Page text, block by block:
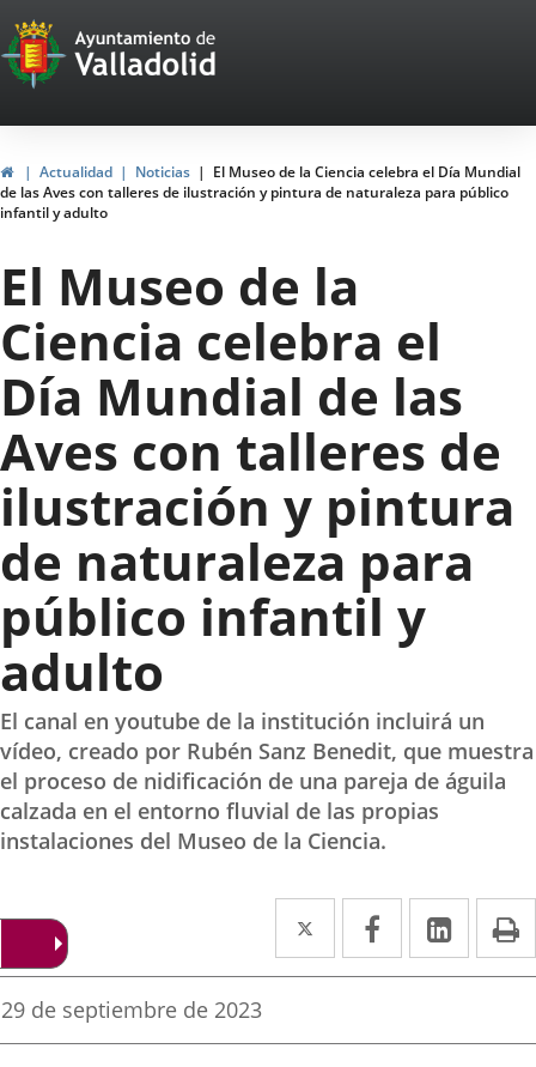
Portal
Web
del
Ayuntamiento
de
Valladolid
HomeActualidad Noticias
El Museo de la Ciencia celebra el Día Mundial
de las Aves con talleres de ilustración y pintura de naturaleza para público
infantil y adulto
El Museo de la
Ciencia celebra el
Día Mundial de las
Aves con talleres de
ilustración y pintura
de naturaleza para
público infantil y
adulto
El canal en youtube de la institución incluirá un
vídeo, creado por Rubén Sanz Benedit, que muestra
el proceso de nidificación de una pareja de águila
calzada en el entorno fluvial de las propias
instalaciones del Museo de la Ciencia.
Twitter
Enlace
a
aplicación
Facebook
Enlace
a
aplicación
Enlace
a
Fecha
la
29 de septiembre de 2023